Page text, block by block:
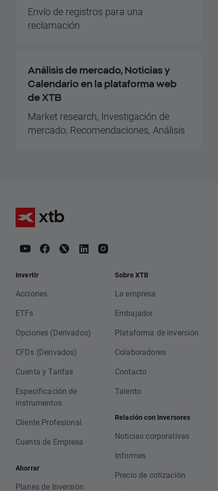
Envío de registros para una
reclamación
Análisis de mercado, Noticias y
Calendario en la plataforma web
de XTB
Market research, Investigación de
mercado, Recomendaciones, Análisis
Invertir
Acciones
ETFs
Opciones (Derivados)
CFDs (Derivados)
Cuenta y Tarifas
Especificación de
instrumentos
Cliente Profesional
Cuenta de Empresa
Ahorrar
Planes de Inversión
Sobre XTB
La empresa
Embajador
Plataforma de inversión
Colaboradores
Contacto
Talento
Relación con Inversores
Noticias corporativas
Informes
Precio de cotización